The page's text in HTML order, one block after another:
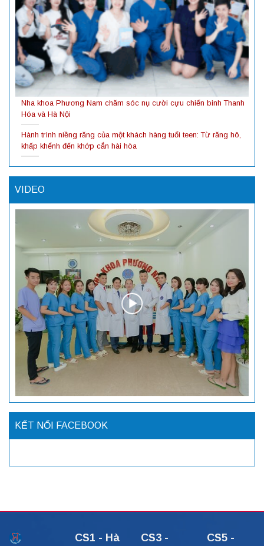
Nha khoa Phương Nam chăm sóc nụ cười cựu chiến binh Thanh
Hóa và Hà Nội
Hành trình niềng răng của một khách hàng tuổi teen: Từ răng hô,
khấp khểnh đến khớp cắn hài hòa
VIDEO
KẾT NỐI FACEBOOK
CS1 - Hà
CS3 -
CS5 -